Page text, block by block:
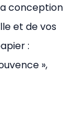
conception
et de vos
:
»,